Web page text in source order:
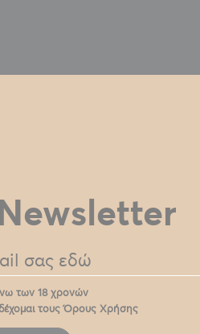
των 18 χρονών
τουςΌρους Χρήσης